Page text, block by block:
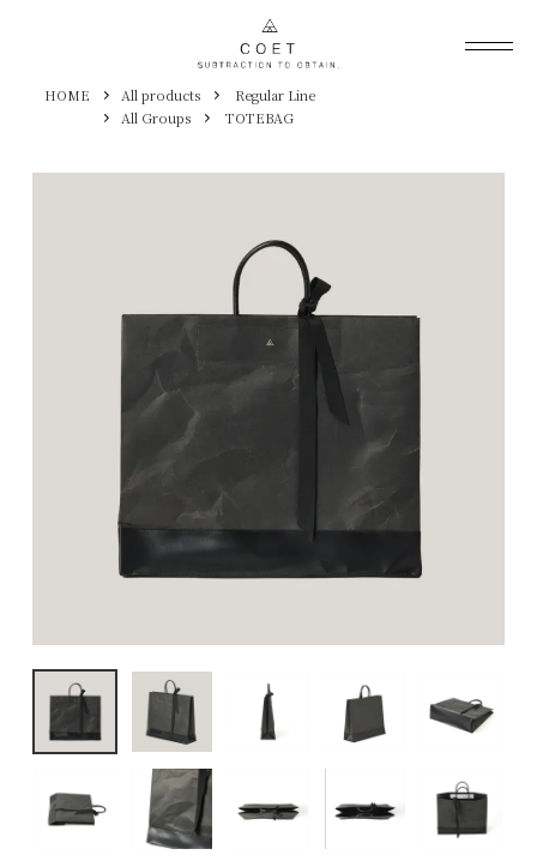
HOME All products
Regular Line
All Groups
TOTEBAG